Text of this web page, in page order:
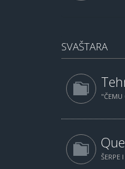
SVAŠTARA
"ČEMU
ŠERPE